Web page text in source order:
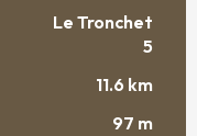
Le Tronchet
5
11.6 km
97 m